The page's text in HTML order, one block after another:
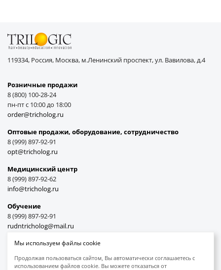
119334, Россия, Москва, м.Ленинский проспект, ул. Вавилова, д.4
Розничные продажи
8 (800) 100-28-24
пн-пт с 10:00 до 18:00
order@tricholog.ru
Оптовые продажи, оборудование, cотрудничество
8 (999) 897-92-91
opt@tricholog.ru
Медицинский центр
8 (999) 897-92-62
info@tricholog.ru
Обучение
8 (999) 897-92-91
rudntricholog@mail.ru
Мы используем файлы cookie
Продолжая пользоваться сайтом, Вы автоматически соглашаетесь с
использованием файлов cookie. Вы можете отказаться от